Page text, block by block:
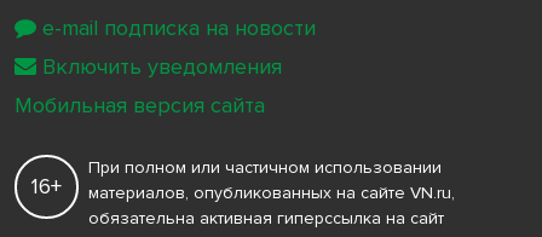
16+
При полном или частичном использовании
материалов, опубликованных на сайте VN.ru,
обязательна активная гиперссылка на сайт
e-mail подписка на новости
Включить уведомления
Мобильная версия сайта